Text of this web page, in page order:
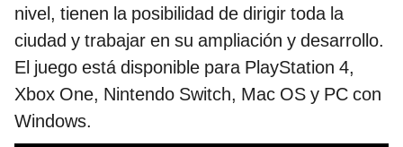
nivel, tienen la posibilidad de dirigir toda la
ciudad y trabajar en su ampliación y desarrollo.
El juego está disponible para PlayStation 4,
Xbox One, Nintendo Switch, Mac OS y PC con
Windows.